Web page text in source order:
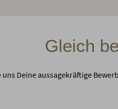
Gleich
uns Deine aussagekräftige